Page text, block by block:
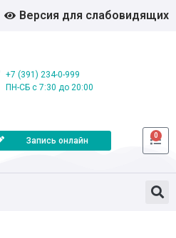
Версия для слабовидящих
+7 (391) 234-0-999
ПН-СБ с 7:30 до 20:00
Запись онлайн
0